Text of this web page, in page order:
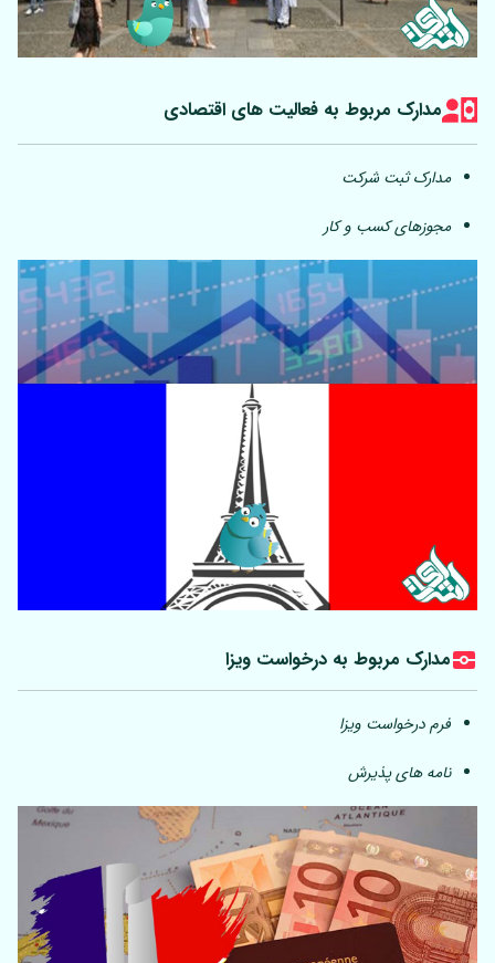
مدارک مربوط به فعالیت های اقتصادی
مدارک ثبت شرکت
مجوزهای کسب و کار
مدارک مربوط به درخواست ویزا
فرم درخواست ویزا
نامه های پذیرش